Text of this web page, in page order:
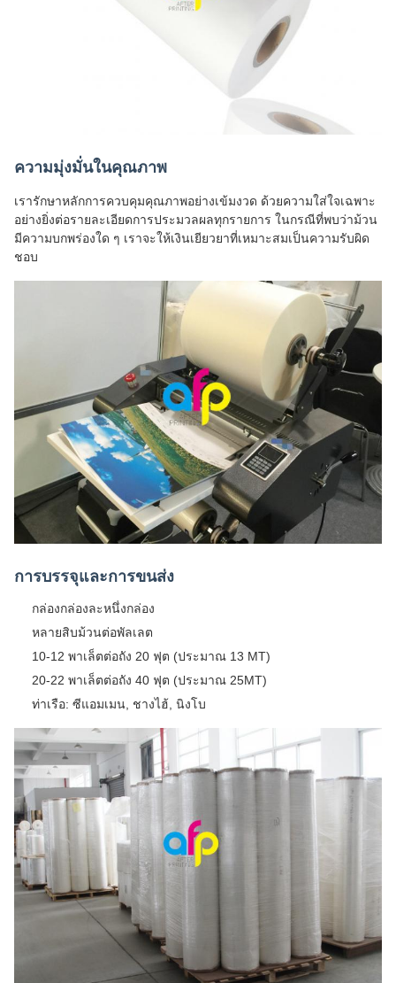
ความมุ่งมั่นในคุณภาพ
เรารักษาหลักการควบคุมคุณภาพอย่างเข้มงวด ด้วยความใส่ใจเฉพาะ
อย่างยิ่งต่อรายละเอียดการประมวลผลทุกรายการ ในกรณีที่พบว่าม้วน
มีความบกพร่องใด ๆ เราจะให้เงินเยียวยาที่เหมาะสมเป็นความรับผิด
ชอบ
การบรรจุและการขนส่ง
กล่องกล่องละหนึ่งกล่อง
หลายสิบม้วนต่อพัลเลต
10-12 พาเล็ตต่อถัง 20 ฟุต (ประมาณ 13 MT)
20-22 พาเล็ตต่อถัง 40 ฟุต (ประมาณ 25MT)
ท่าเรือ: ซีแอมเมน, ชางไฮ้, นิงโบ